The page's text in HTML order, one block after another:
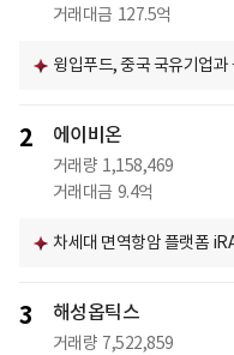
거래대금 127.5억
윙입푸드, 중국 국유기업
2 에이비온
거래량 1,158,469
거래대금 9.4억
차세대 면역항암 플랫폼
3 해성옵틱스
거래량 7,522,859